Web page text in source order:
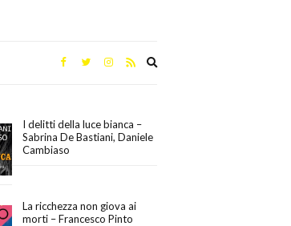
I delitti della luce bianca –
Sabrina De Bastiani, Daniele
Cambiaso
La ricchezza non giova ai
morti – Francesco Pinto